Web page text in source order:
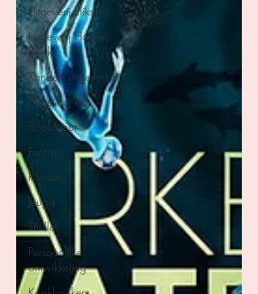
Uitgeverij Elikser
Uitgeverij Hamley
Books
Xanders uitgevers b.v.
Uitgeverij Volt
Bookscout
Fantasy
Roman
Jeugd
Thriller
Persoonlijke
ontwikkeling